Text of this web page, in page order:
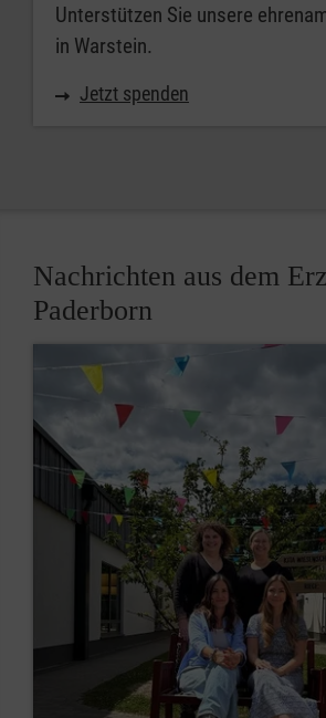
Unterstützen Sie unsere
in Warstein.
Jetzt spenden
Nachrichten aus dem
Paderborn